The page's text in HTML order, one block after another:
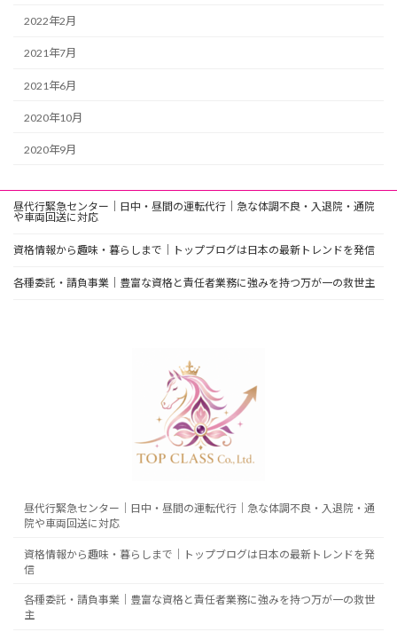
2022年2月
2021年7月
2021年6月
2020年10月
2020年9月
昼代行緊急センター｜日中・昼間の運転代行｜急な体調不良・入退院・通院
や車両回送に対応
資格情報から趣味・暮らしまで｜トップブログは日本の最新トレンドを発信
各種委託・請負事業｜豊富な資格と責任者業務に強みを持つ万が一の救世主
昼代行緊急センター｜日中・昼間の運転代行｜急な体調不良・入退院・通
院や車両回送に対応
資格情報から趣味・暮らしまで｜トップブログは日本の最新トレンドを発
信
各種委託・請負事業｜豊富な資格と責任者業務に強みを持つ万が一の救世
主